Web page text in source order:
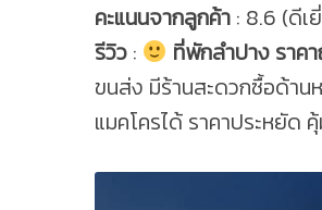
คะแนนจากลูกค้า : 8.6 (ดีเ
รีวิว : ที่พักลําปาง ราค
ขนส่ง มีร้านสะดวกซื้อด้าน
แมคโครได้ ราคาประหยัด